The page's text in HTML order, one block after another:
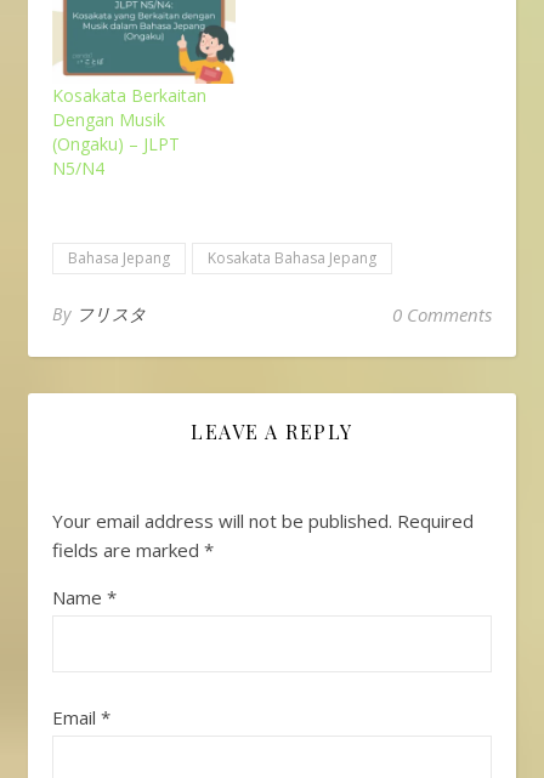
Kosakata Berkaitan
Dengan Musik
(Ongaku) – JLPT
N5/N4
Bahasa Jepang Kosakata Bahasa Jepang
By フリスタ 0 Comments
LEAVE A REPLY
Your email address will not be published. Required
fields are marked *
Name *
Email *